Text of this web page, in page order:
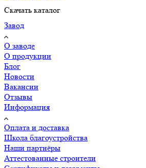
Скачать каталог
Завод
О заводе
О продукции
Блог
Новости
Вакансии
Отзывы
Информация
Оплата и доставка
Школа благоустройства
Наши партнёры
Аттестованные строители